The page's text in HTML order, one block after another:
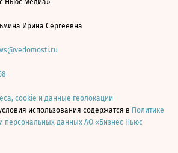
Ньюс Медиа»
Ирина Сергеевна
cookie и данные геолокации
использования содержатся в Политике
персональных данных АО «Бизнес Ньюс